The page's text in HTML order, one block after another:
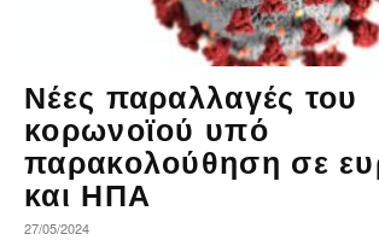
Νέες παραλλαγές του
κορωνοϊού υπό
παρακολούθηση σε
και ΗΠΑ
27/05/2024